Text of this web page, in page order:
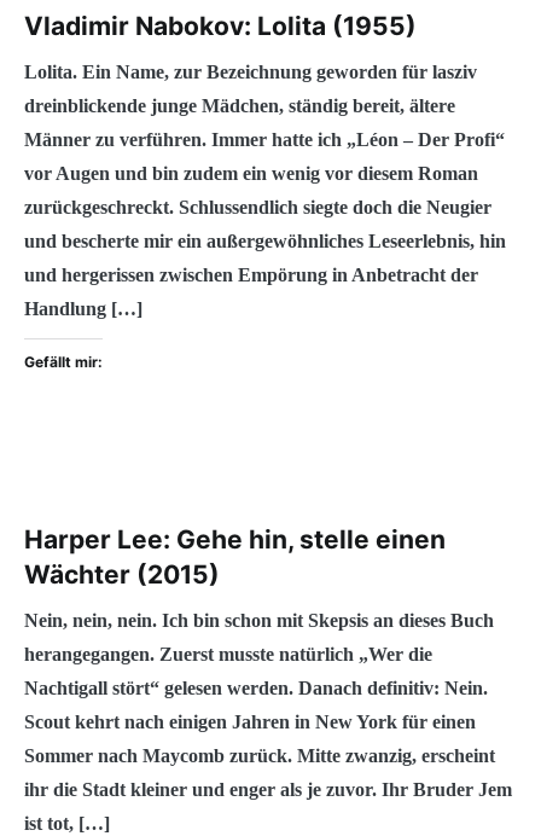
Vladimir Nabokov: Lolita (1955)
Lolita. Ein Name, zur Bezeichnung geworden für lasziv
dreinblickende junge Mädchen, ständig bereit, ältere
Männer zu verführen. Immer hatte ich „Léon – Der Profi“
vor Augen und bin zudem ein wenig vor diesem Roman
zurückgeschreckt. Schlussendlich siegte doch die Neugier
und bescherte mir ein außergewöhnliches Leseerlebnis, hin
und hergerissen zwischen Empörung in Anbetracht der
Handlung […]
Gefällt mir:
Harper Lee: Gehe hin, stelle einen
Wächter (2015)
Nein, nein, nein. Ich bin schon mit Skepsis an dieses Buch
herangegangen. Zuerst musste natürlich „Wer die
Nachtigall stört“ gelesen werden. Danach definitiv: Nein.
Scout kehrt nach einigen Jahren in New York für einen
Sommer nach Maycomb zurück. Mitte zwanzig, erscheint
ihr die Stadt kleiner und enger als je zuvor. Ihr Bruder Jem
ist tot, […]